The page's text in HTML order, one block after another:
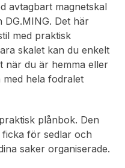
avtagbart magnetskal
DG.MING. Det här
med praktisk
skalet kan du enkelt
när du är hemma eller
hela fodralet
plånbok. Den
för sedlar och
saker organiserade.